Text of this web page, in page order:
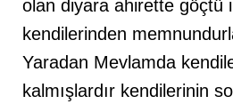
olan diyara ahirette göçtü
kendilerinden
Yaradan Mevlamda
kalmışlardır kendilerinin